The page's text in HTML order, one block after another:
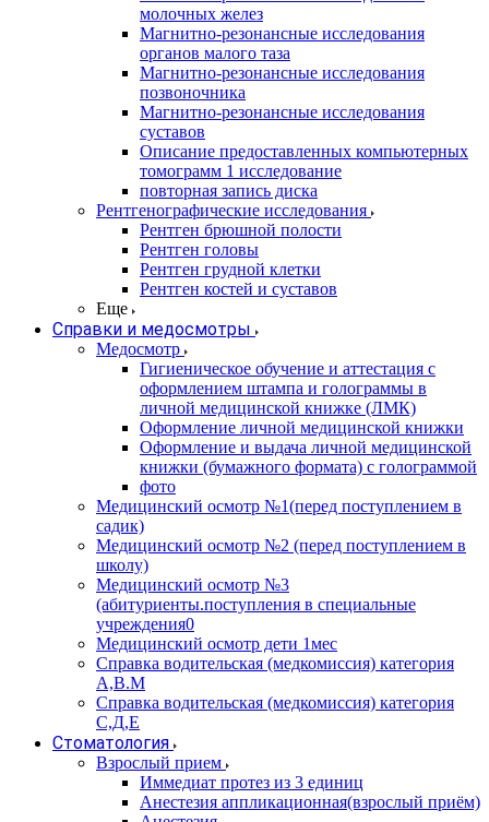
молочных желез
Магнитно-резонансные исследования
органов малого таза
Магнитно-резонансные исследования
позвоночника
Магнитно-резонансные исследования
суставов
Описание предоставленных компьютерных
томограмм 1 исследование
повторная запись диска
Рентгенографические исследования
Рентген брюшной полости
Рентген головы
Рентген грудной клетки
Рентген костей и суставов
Еще
Справки и медосмотры
Медосмотр
Гигиеническое обучение и аттестация с
оформлением штампа и голограммы в
личной медицинской книжке (ЛМК)
Оформление личной медицинской книжки
Оформление и выдача личной медицинской
книжки (бумажного формата) с голограммой
фото
Медицинский осмотр №1(перед поступлением в
садик)
Медицинский осмотр №2 (перед поступлением в
школу)
Медицинский осмотр №3
(абитуриенты.поступления в специальные
учреждения0
Медицинский осмотр дети 1мес
Справка водительская (медкомиссия) категория
А,В.М
Справка водительская (медкомиссия) категория
С,Д,Е
Стоматология
Взрослый прием
Иммедиат протез из 3 единиц
Анестезия аппликационная(взрослый приём)